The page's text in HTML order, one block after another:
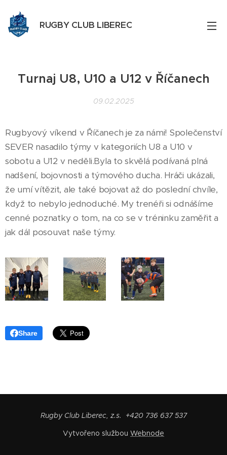
RUGBY CLUB LIBEREC
Turnaj U8, U10 a U12 v Říčanech
09.02.2025
Rugbyový víkend v Říčanech je za námi! Společenství
SEVER nasadilo týmy v kategoriích U8 a U10 v
sobotu a U12 v neděli.Byla to skvělá podívaná plná
nadšení, bojovnosti a týmového ducha. Hráči ukázali,
že umí vítězit, ale také bojovat až do poslední chvíle,
když to nebylo jednoduché. My trenéři si odnášíme
cenné poznatky o tom, na co se v tréninku zaměřit a
jak dál posouvat naše týmy.
Share
Rugby Club Liberec, z.s. +420 736 637 537
Vytvořeno službou Webnode